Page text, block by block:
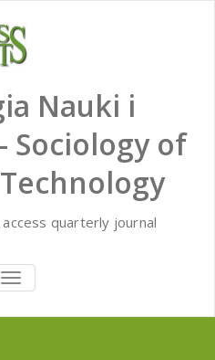
Nauki i
Sociology of
quarterly journal
TOGGLE
NAVIGATION